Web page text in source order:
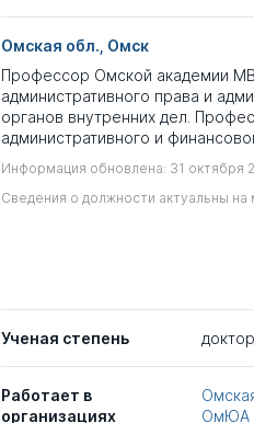
Омская обл., Омск
Профессор Омской академии
административного права и
органов внутренних дел.
административного и
Информация обновлена: 31 октября
Сведения о должности актуальны на
Ученая степень
Работает в
организациях
ОмЮА